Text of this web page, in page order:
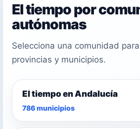
El tiempo por
autónomas
Selecciona una comunidad
provincias y municipios.
El tiempo en Andalucía
786 municipios